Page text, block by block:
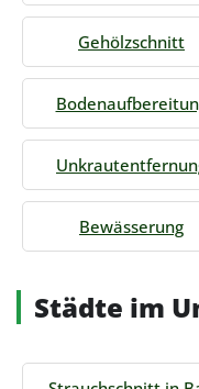
Gehölzschnitt
Bewässerung
Städte im